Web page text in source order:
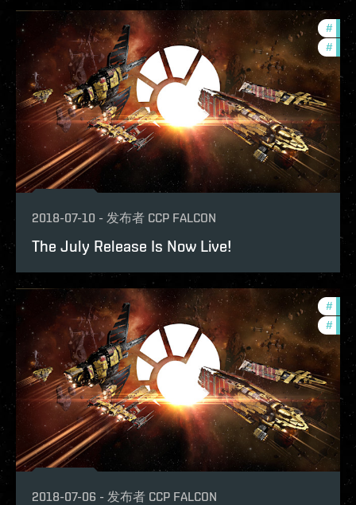
#
#
2018-07-10 - 发布者 CCP FALCON
The July Release Is Now Live!
#
#
2018-07-06 - 发布者 CCP FALCON